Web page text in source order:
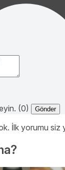
(0) Gönder
İlk yorumu siz